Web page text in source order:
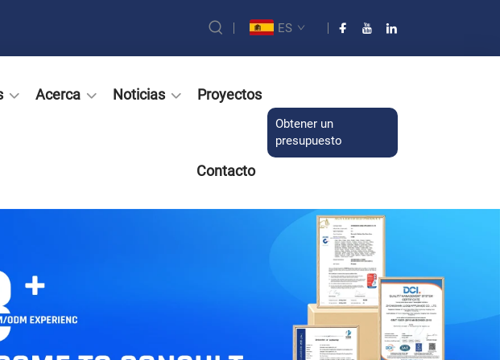
ES
Acerca Noticias Proyectos
Contacto
Obtener un
presupuesto